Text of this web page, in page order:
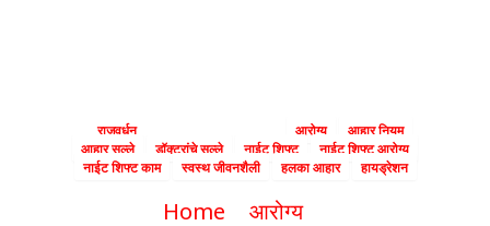
Byराजवर्धन आरोग्य
आहार नियम
आहार सल्ले
डॉक्टरांचे सल्ले नाईट शिफ्ट
नाईट शिफ्ट आरोग्य
नाईट शिफ्ट काम
स्वस्थ जीवनशैली हलका आहार हायड्रेशन
Home
आरोग्य